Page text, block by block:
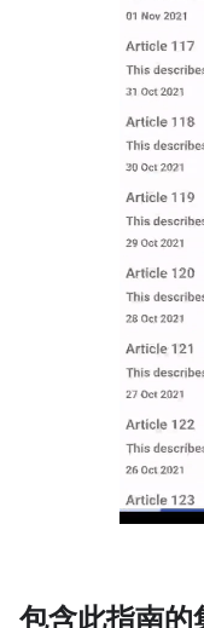
包含此指南的